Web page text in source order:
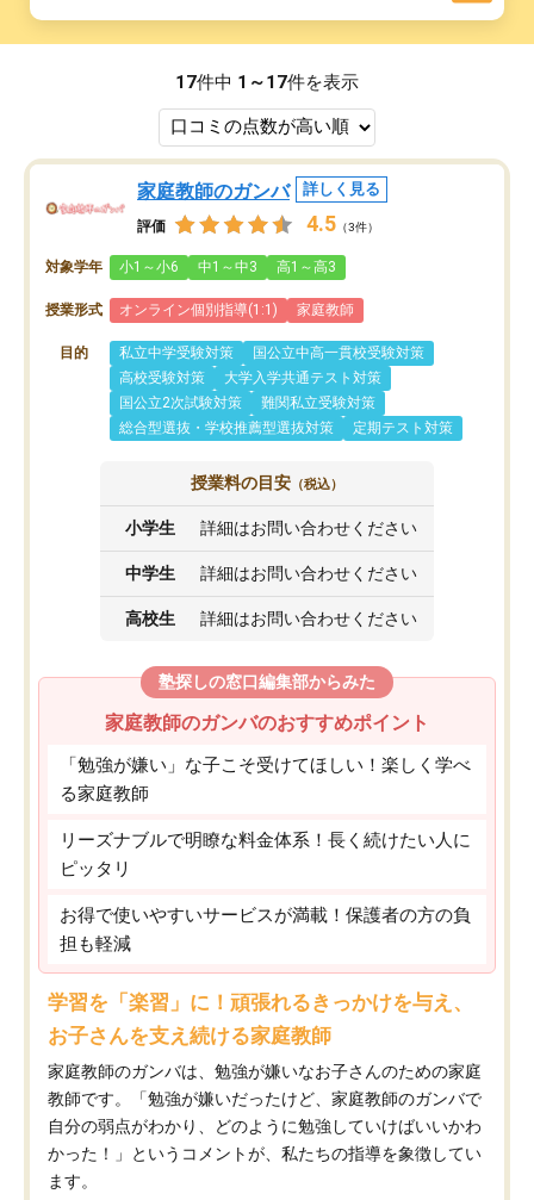
17件中 1～17件を表示
家庭教師のガンバ 詳しく見る
評価 4.5 （3件）
対象学年 小1～小6 中1～中3 高1～高3
授業形式 オンライン個別指導(1:1) 家庭教師
目的 私立中学受験対策
国公立中高一貫校受験対策
高校受験対策
大学入学共通テスト対策
国公立2次試験対策
難関私立受験対策
総合型選抜・学校推薦型選抜対策
定期テスト対策
授業料の目安 （税込）
小学生 詳細はお問い合わせください
中学生 詳細はお問い合わせください
高校生 詳細はお問い合わせください
塾探しの窓口編集部からみた
家庭教師のガンバのおすすめポイント
「勉強が嫌い」な子こそ受けてほしい！楽しく学べ
る家庭教師
リーズナブルで明瞭な料金体系！長く続けたい人に
ピッタリ
お得で使いやすいサービスが満載！保護者の方の負
担も軽減
学習を「楽習」に！頑張れるきっかけを与え、
お子さんを支え続ける家庭教師
家庭教師のガンバは、勉強が嫌いなお子さんのための家庭
教師です。「勉強が嫌いだったけど、家庭教師のガンバで
自分の弱点がわかり、どのように勉強していけばいいかわ
かった！」というコメントが、私たちの指導を象徴してい
ます。